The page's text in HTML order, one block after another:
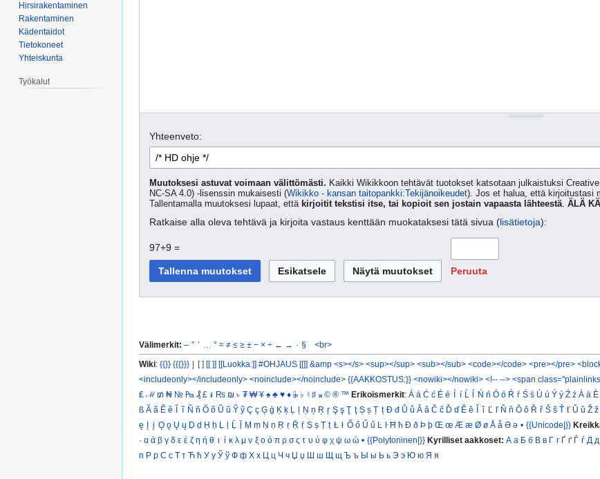
Yhteenveto:
Muutoksesi astuvat voimaan välittömästi. Kaikki Wikikkoon tehtävät tuotokset katsotaan julkaistuksi
NC-SA 4.0) -lisenssin mukaisesti (Wikikko - kansan taitopankki:Tekijänoikeudet). Jos et halua, että kirjoitustasi
Tallentamalla muutoksesi lupaat, että kirjoitit tekstisi itse, tai kopioit sen jostain vapaasta lähteestä. ÄLÄ
Ratkaise alla oleva tehtävä ja kirjoita vastaus kenttään muokataksesi tätä sivua (lisätietoja):
97+9 =
Peruuta
Välimerkit: – ” ’ ° ≈ ≠ ≤ ≥ ± − × ÷ ← → · § <br>
Wiki: {{}} {{{}}} | [ ] [[ ]] [[Luokka:]] #OHJAUS [[]] &amp <s></s> <sup></sup> <sub></sub> <code></code> <pre></pre>
<includeonly></includeonly> <noinclude></noinclude> {{AAKKOSTUS:}} <nowiki></nowiki> <!-- --> <span
₤ ℳ ₥ ₦ № ₧ ₰ £ ៛ ₨ ₪ ৳ ₮ ₩ ¥ ♠ ♣ ♥ ♦ 𝄫 ♭ ♮ ♯ 𝄪 © ® ™ Erikoismerkit:Á á Ć ć É é Í í Ĺ ĺ Ń ń Ó ó Ŕ ŕ Ś ś Ú ú Ý ý Ź ź À à È
ß Ã ã Ẽ ẽ Ĩ ĩ Ñ ñ Õ õ Ũ ũ Ỹ ỹ Ç ç Ģ ģ Ķ ķ Ļ ļ Ņ ņ Ŗ ŗ Ş ş Ţ ţ Ș ș Ț ț Đ đ Ů ů Ǎ ǎ Č č Ď ď Ě ě Ǐ ǐ Ľ ľ Ň ň Ǒ ǒ Ř ř Š š Ť ť Ǔ ǔ Ž ž
ę Į į Ǫ ǫ Ų ų Ḍ ḍ Ḥ ḥ Ḷ ḷ Ḹ ḹ Ṃ ṃ Ṇ ṇ Ṛ ṛ Ṝ ṝ Ṣ ṣ Ṭ ṭ Ł ł Ő ő Ű ű Ŀ ŀ Ħ ħ Ð ð Þ þ Œ œ Æ æ Ø ø Å å Ə ə • {{Unicode|}}
· α ά β γ δ ε έ ζ η ή θ ι ί κ λ μ ν ξ ο ό π ρ σ ς τ υ ύ φ χ ψ ω ώ • {{Polytoninen|}} Kyrilliset aakkoset: А а Б б В в Г г Ґ ґ Ѓ ѓ Д д
п Р р С с Т т Ћ ћ У у Ў ў Ф ф Х х Ц ц Ч ч Џ џ Ш ш Щ щ Ъ ъ Ы ы Ь ь Э э Ю ю Я я
Hirsirakentaminen
Rakentaminen
Kädentaidot
Tietokoneet
Yhteiskunta
Työkalut